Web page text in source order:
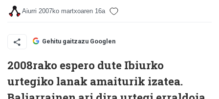
Aiurri 2007ko martxoaren 16a
Gehitu gaitzazu Googlen
2008rako espero dute Ibiurko
urtegiko lanak amaiturik izatea.